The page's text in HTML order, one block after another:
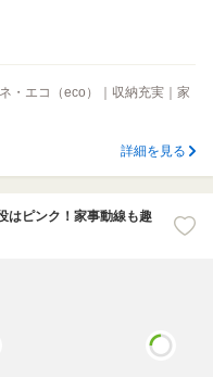
・エコ（eco）｜収納充実｜家
詳細を見る
はピンク！家事動線も趣